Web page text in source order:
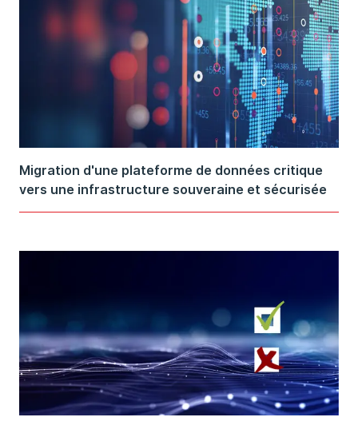
Migration d'une plateforme de données critique
vers une infrastructure souveraine et sécurisée